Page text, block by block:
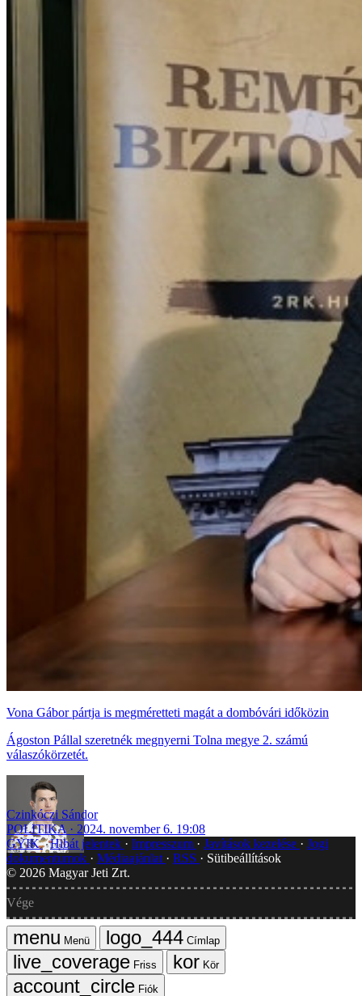
Vona Gábor pártja is megméretteti magát a dombóvári időközin
Ágoston Pállal szeretnék megnyerni Tolna megye 2. számú
válaszókörzetét.
Czinkóczi Sándor
POLITIKA
2024. november 6. 19:08
GYIK Hibát jelentek Impresszum Javítások kezelése
Jogi
dokumentumok
Médiaajánlat RSS
Sütibeállítások
© 2026 Magyar Jeti Zrt.
Vége
Menü
Címlap
Friss
Kör
Fiók